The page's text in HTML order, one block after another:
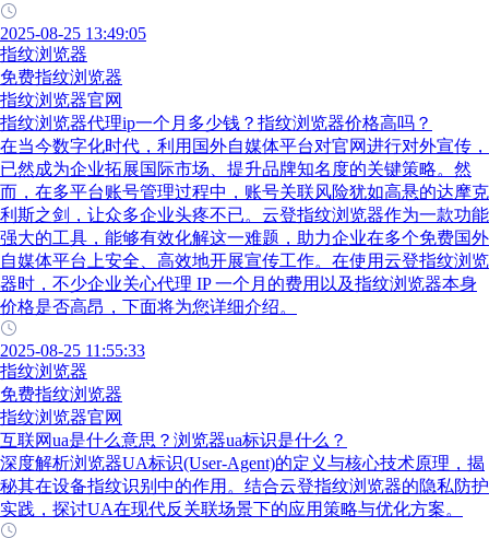
2025-08-25 13:49:05
指纹浏览器
免费指纹浏览器
指纹浏览器官网
指纹浏览器代理ip一个月多少钱？指纹浏览器价格高吗？
在当今数字化时代，利用国外自媒体平台对官网进行对外宣传，
已然成为企业拓展国际市场、提升品牌知名度的关键策略。然
而，在多平台账号管理过程中，账号关联风险犹如高悬的达摩克
利斯之剑，让众多企业头疼不已。云登指纹浏览器作为一款功能
强大的工具，能够有效化解这一难题，助力企业在多个免费国外
自媒体平台上安全、高效地开展宣传工作。在使用云登指纹浏览
器时，不少企业关心代理 IP 一个月的费用以及指纹浏览器本身
价格是否高昂，下面将为您详细介绍。
2025-08-25 11:55:33
指纹浏览器
免费指纹浏览器
指纹浏览器官网
互联网ua是什么意思？浏览器ua标识是什么？
深度解析浏览器UA标识(User-Agent)的定义与核心技术原理，揭
秘其在设备指纹识别中的作用。结合云登指纹浏览器的隐私防护
实践，探讨UA在现代反关联场景下的应用策略与优化方案。